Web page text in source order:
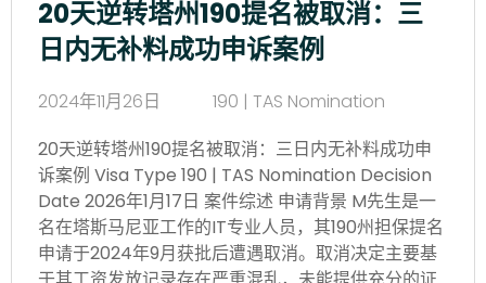
20天逆转塔州190提名被取消：三
日内无补料成功申诉案例
2024年11月26日
190 | TAS Nomination
20天逆转塔州190提名被取消：三日内无补料成功申
诉案例 Visa Type 190 | TAS Nomination Decision
Date 2026年1月17日 案件综述 申请背景 M先生是一
名在塔斯马尼亚工作的IT专业人员，其190州担保提名
申请于2024年9月获批后遭遇取消。取消决定主要基